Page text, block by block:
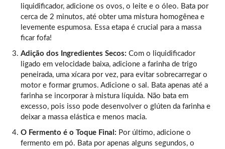
liquidificador, adicione os ovos, o leite e o óleo. Bata por
cerca de 2 minutos, até obter uma mistura homogênea e
levemente espumosa. Essa etapa é crucial para a massa
ficar fofa!
Adição dos Ingredientes Secos: Com o liquidificador
ligado em velocidade baixa, adicione a farinha de trigo
peneirada, uma xícara por vez, para evitar sobrecarregar o
motor e formar grumos. Adicione o sal. Bata apenas até a
farinha se incorporar à mistura líquida. Não bata em
excesso, pois isso pode desenvolver o glúten da farinha e
deixar a massa elástica e menos macia.
O Fermento é o Toque Final: Por último, adicione o
fermento em pó. Bata por apenas alguns segundos, o